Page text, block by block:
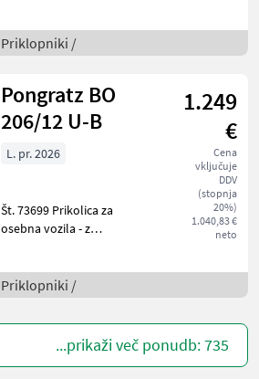
mm - opremljena s
pritrdilnimi gumbi za
vlečno
Priklopniki /
Pongratz BO
206/12 U-B
1.249
€
Cena
vključuje
DDV
(stopnja
20%)
1.040,83 €
neto
L. pr. 2026
Št. 73699 Prikolica za
osebna vozila - z
mm - opremljena s
pritrdilnimi gumbi za
ponjavo - z V-oblikovano
Priklopniki /
...prikaži več ponudb: 735